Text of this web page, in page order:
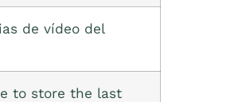
de vídeo del
to store the last